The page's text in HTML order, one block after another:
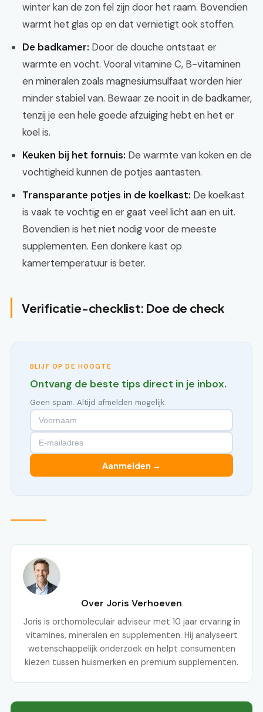
winter kan de zon fel zijn door het raam. Bovendien
warmt het glas op en dat vernietigt ook stoffen.
De badkamer: Door de douche ontstaat er
warmte en vocht. Vooral vitamine C, B-vitaminen
en mineralen zoals magnesiumsulfaat worden hier
minder stabiel van. Bewaar ze nooit in de badkamer,
tenzij je een hele goede afzuiging hebt en het er
koel is.
Keuken bij het fornuis: De warmte van koken en de
vochtigheid kunnen de potjes aantasten.
Transparante potjes in de koelkast: De koelkast
is vaak te vochtig en er gaat veel licht aan en uit.
Bovendien is het niet nodig voor de meeste
supplementen. Een donkere kast op
kamertemperatuur is beter.
Verificatie-checklist: Doe de check
BLIJF OP DE HOOGTE
Ontvang de beste tips direct in je inbox.
Geen spam. Altijd afmelden mogelijk.
Aanmelden →
Over Joris Verhoeven
Joris is orthomoleculair adviseur met 10 jaar ervaring in
vitamines, mineralen en supplementen. Hij analyseert
wetenschappelijk onderzoek en helpt consumenten
kiezen tussen huismerken en premium supplementen.